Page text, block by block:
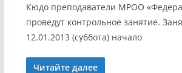
Кюдо преподаватели МРОО
проведут контрольное занятие.
12.01.2013 (суббота) начало
Читайте далее